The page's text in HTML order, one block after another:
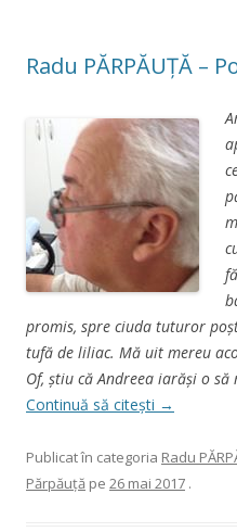
Radu PĂRPĂUȚĂ –
promis, spre ciuda tuturor
tufă de liliac. Mă uit mereu
Of, știu că Andreea iarăși o să
Continuă să citești →
Publicat în categoria Radu
Părpăuţă pe 26 mai 2017 .